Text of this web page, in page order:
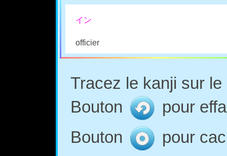
イン
officier
Tracez le kanji sur
Bouton
pour
Bouton
pour